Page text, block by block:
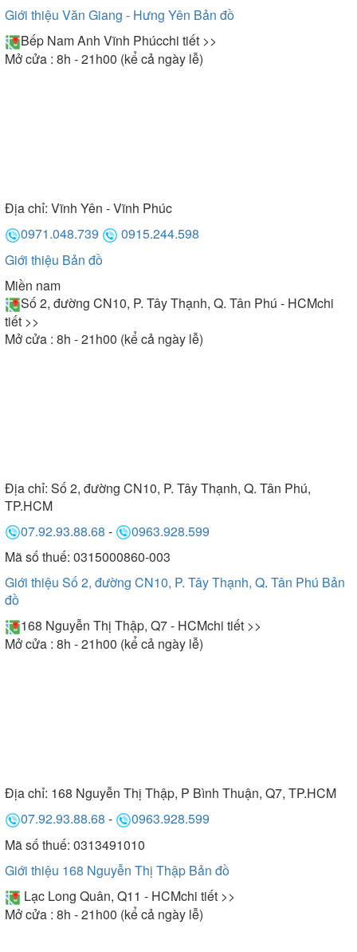
Giới thiệu Văn Giang - Hưng Yên Bản đồ
Bếp Nam Anh Vĩnh Phúcchi tiết >>
Mở cửa : 8h - 21h00 (kể cả ngày lễ)
Địa chỉ: Vĩnh Yên - Vĩnh Phúc
0971.048.739
0915.244.598
Giới thiệu Bản đồ
Miền nam
Số 2, đường CN10, P. Tây Thạnh, Q. Tân Phú - HCMchi
tiết >>
Mở cửa : 8h - 21h00 (kể cả ngày lễ)
Địa chỉ: Số 2, đường CN10, P. Tây Thạnh, Q. Tân Phú,
TP.HCM
07.92.93.88.68 -
0963.928.599
Mã số thuế: 0315000860-003
Giới thiệu Số 2, đường CN10, P. Tây Thạnh, Q. Tân Phú Bản
đồ
168 Nguyễn Thị Thập, Q7 - HCMchi tiết >>
Mở cửa : 8h - 21h00 (kể cả ngày lễ)
Địa chỉ: 168 Nguyễn Thị Thập, P Bình Thuận, Q7, TP.HCM
07.92.93.88.68 -
0963.928.599
Mã số thuế: 0313491010
Giới thiệu 168 Nguyễn Thị Thập Bản đồ
Lạc Long Quân, Q11 - HCMchi tiết >>
Mở cửa : 8h - 21h00 (kể cả ngày lễ)